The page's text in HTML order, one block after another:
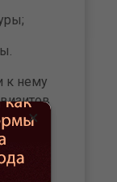
к нему
×